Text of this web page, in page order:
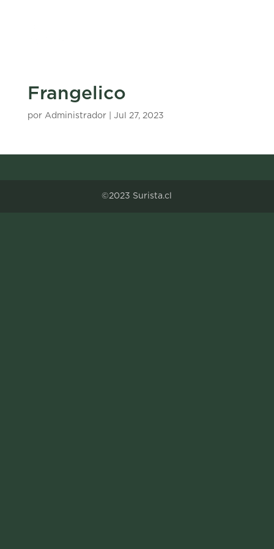
Frangelico
por Administrador| Jul 27, 2023
©2023 Surista.cl